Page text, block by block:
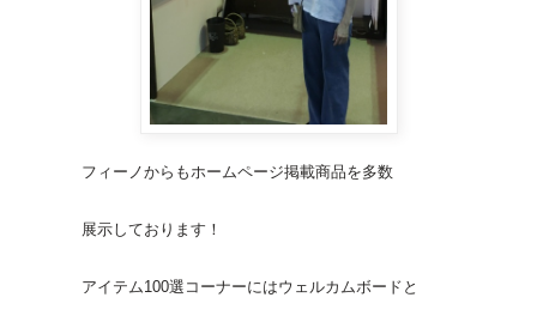
フィーノからもホームページ掲載商品を多数
展示しております！
アイテム100選コーナーにはウェルカムボードと